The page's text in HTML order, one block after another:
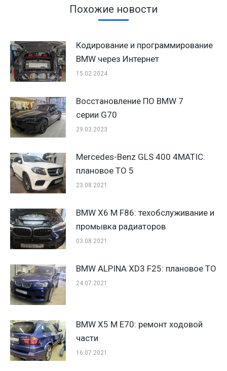
Похожие новости
Кодирование и программирование
BMW через Интернет
15.02.2024
Восстановление ПО BMW 7
серии G70
29.03.2023
Mercedes-Benz GLS 400 4MATIC:
плановое ТО 5
23.08.2021
BMW X6 M F86: техобслуживание и
промывка радиаторов
03.08.2021
BMW ALPINA XD3 F25: плановое ТО
24.07.2021
BMW X5 M E70: ремонт ходовой
части
16.07.2021